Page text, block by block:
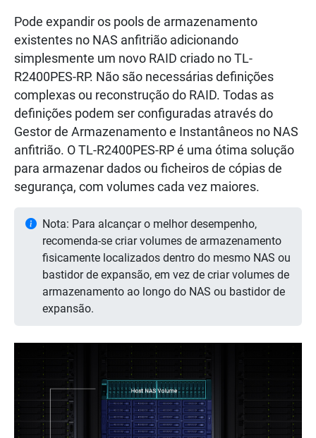
Pode expandir os pools de armazenamento
existentes no NAS anfitrião adicionando
simplesmente um novo RAID criado no TL-
R2400PES-RP. Não são necessárias definições
complexas ou reconstrução do RAID. Todas as
definições podem ser configuradas através do
Gestor de Armazenamento e Instantâneos no NAS
anfitrião. O TL-R2400PES-RP é uma ótima solução
para armazenar dados ou ficheiros de cópias de
segurança, com volumes cada vez maiores.
Nota: Para alcançar o melhor desempenho,
recomenda-se criar volumes de armazenamento
fisicamente localizados dentro do mesmo NAS ou
bastidor de expansão, em vez de criar volumes de
armazenamento ao longo do NAS ou bastidor de
expansão.